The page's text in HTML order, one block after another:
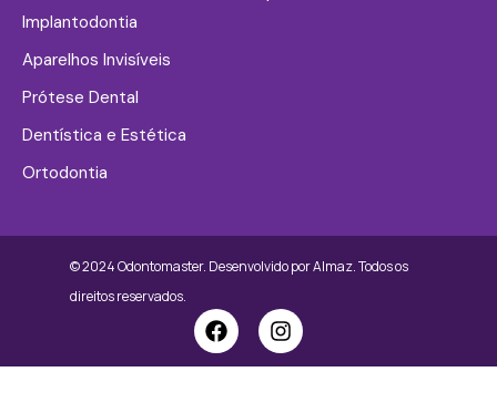
Implantodontia
Aparelhos Invisíveis
Prótese Dental
Dentística e Estética
Ortodontia
© 2024 Odontomaster. Desenvolvido porAlmaz.Todos os
direitos reservados.